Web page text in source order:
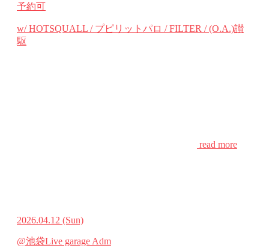
予約可
w/ HOTSQUALL / プピリットパロ / FILTER / (O.A.)讃
駆
read more
2026.04.12 (Sun)
@池袋Live garage Adm